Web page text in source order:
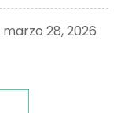
marzo 28, 2026